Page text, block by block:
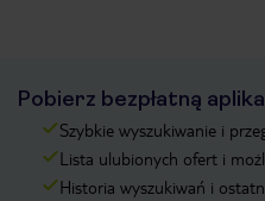
Pobierz bezpłatną
Szybkie wyszukiwanie i
Lista ulubionych ofert i
Historia wyszukiwań i